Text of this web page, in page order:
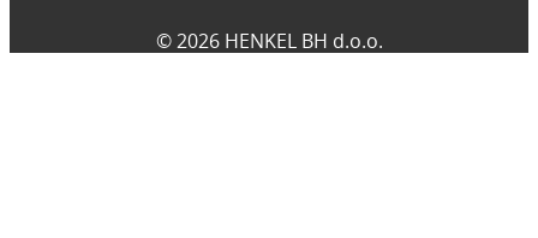
© 2026 HENKEL BH d.o.o.